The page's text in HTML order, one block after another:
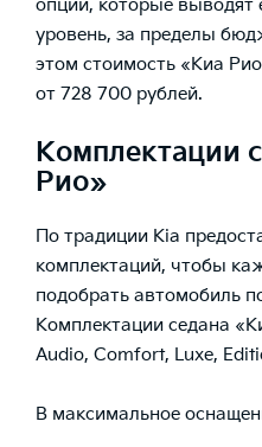
опции, которые выводят
уровень, за пределы
этом стоимость «Киа
от 728 700 рублей.
Комплектации
Рио»
По традиции Kia
комплектаций, чтобы
подобрать автомобиль
Комплектации седана
Audio, Comfort, Luxe,
В максимальное